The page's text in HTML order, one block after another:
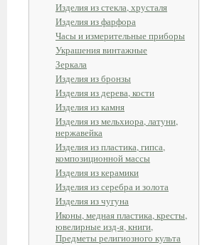
Изделия из стекла, хрусталя
Изделия из фарфора
Часы и измерительные приборы
Украшения винтажные
Зеркала
Изделия из бронзы
Изделия из дерева, кости
Изделия из камня
Изделия из мельхиора, латуни,
нержавейка
Изделия из пластика, гипса,
композиционной массы
Изделия из керамики
Изделия из серебра и золота
Изделия из чугуна
Иконы, медная пластика, кресты,
ювелирные изд-я, книги,
Предметы религиозного культа